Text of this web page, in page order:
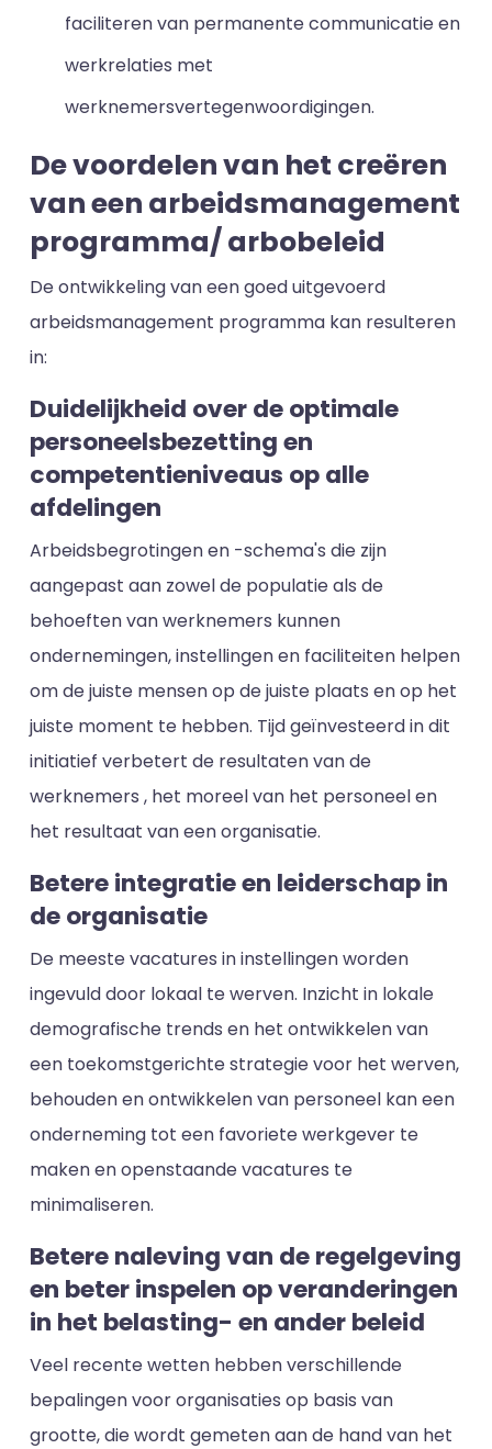
faciliteren van permanente communicatie en
werkrelaties met
werknemersvertegenwoordigingen.
De voordelen van het creëren
van een arbeidsmanagement
programma/ arbobeleid
De ontwikkeling van een goed uitgevoerd
arbeidsmanagement programma kan resulteren
in:
Duidelijkheid over de optimale
personeelsbezetting en
competentieniveaus op alle
afdelingen
Arbeidsbegrotingen en -schema's die zijn
aangepast aan zowel de populatie als de
behoeften van werknemers kunnen
ondernemingen, instellingen en faciliteiten helpen
om de juiste mensen op de juiste plaats en op het
juiste moment te hebben. Tijd geïnvesteerd in dit
initiatief verbetert de resultaten van de
werknemers , het moreel van het personeel en
het resultaat van een organisatie.
Betere integratie en leiderschap in
de organisatie
De meeste vacatures in instellingen worden
ingevuld door lokaal te werven. Inzicht in lokale
demografische trends en het ontwikkelen van
een toekomstgerichte strategie voor het werven,
behouden en ontwikkelen van personeel kan een
onderneming tot een favoriete werkgever te
maken en openstaande vacatures te
minimaliseren.
Betere naleving van de regelgeving
en beter inspelen op veranderingen
in het belasting- en ander beleid
Veel recente wetten hebben verschillende
bepalingen voor organisaties op basis van
grootte, die wordt gemeten aan de hand van het